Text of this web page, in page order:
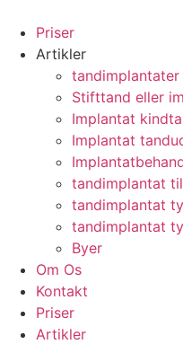
indhold
Priser
Artikler
tandimplantater
Stifttand eller
Implantat
Implantat
tandimplantat
tandimplantat
tandimplantat
Byer
Om Os
Kontakt
Priser
Artikler